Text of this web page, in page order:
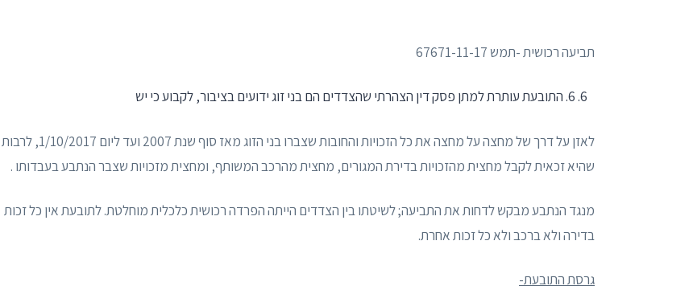
תביעה רכושית -תמש 67671-11-17­
6. התובעת עותרת למתן פסק דין הצהרתי שהצדדים הם בני זוג ידועים בציבור, לקבוע כי יש
לאזן על דרך של מחצה על מחצה את כל הזכויות והחובות שצברו בני הזוג מאז סוף שנת 2007 ועד ליום 1/10/2017, לרבות
שהיא זכאית לקבל מחצית מהזכויות בדירת המגורים, מחצית מהרכב המשותף, ומחצית מזכויות שצבר הנתבע בעבדותו .
מנגד הנתבע מבקש לדחות את התביעה; לשיטתו בין הצדדים הייתה הפרדה רכושית כלכלית מוחלטת. לתובעת אין כל זכות
בדירה ולא ברכב ולא כל זכות אחרת.
גרסת התובעת-